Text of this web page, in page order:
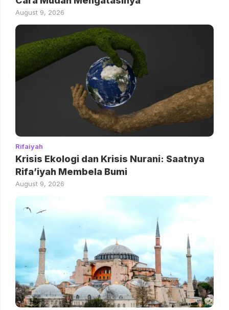
August 9, 2026
Rifaiyah
Krisis Ekologi dan Krisis Nurani: Saatnya
Rifa’iyah Membela Bumi
August 9, 2026